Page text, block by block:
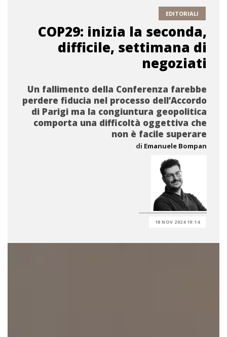
EDITORIALI
COP29: inizia la seconda,
difficile, settimana di
negoziati
Un fallimento della Conferenza farebbe
perdere fiducia nel processo dell’Accordo
di Parigi ma la congiuntura geopolitica
comporta una difficoltà oggettiva che
non è facile superare
di Emanuele Bompan
18 NOV 2024 19:14